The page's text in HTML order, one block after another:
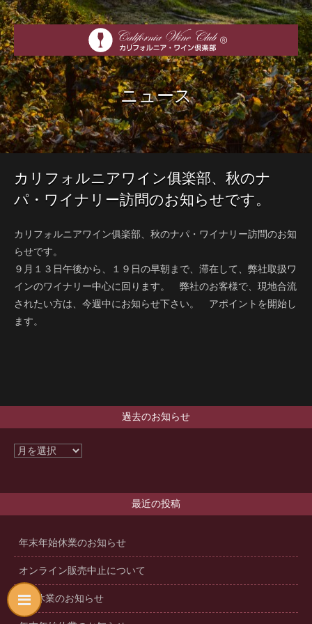
ニュース
カリフォルニアワイン俱楽部、秋のナ
パ・ワイナリー訪問のお知らせです。
カリフォルニアワイン俱楽部、秋のナパ・ワイナリー訪問のお知
らせです。
９月１３日午後から、１９日の早朝まで、滞在して、弊社取扱ワ
インのワイナリー中心に回ります。 弊社のお客様で、現地合流
されたい方は、今週中にお知らせ下さい。 アポイントを開始し
ます。
過去のお知らせ
最近の投稿
年末年始休業のお知らせ
オンライン販売中止について
GW休業のお知らせ